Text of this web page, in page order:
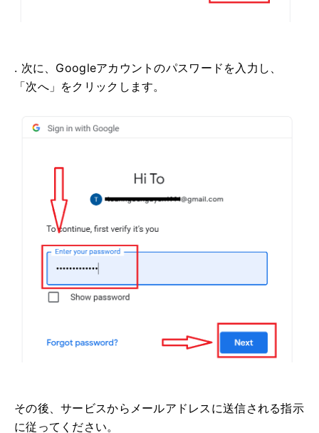
. 次に、Googleアカウントのパスワードを入力し、
「次へ」をクリックします。
その後、サービスからメールアドレスに送信される指示
に従ってください。